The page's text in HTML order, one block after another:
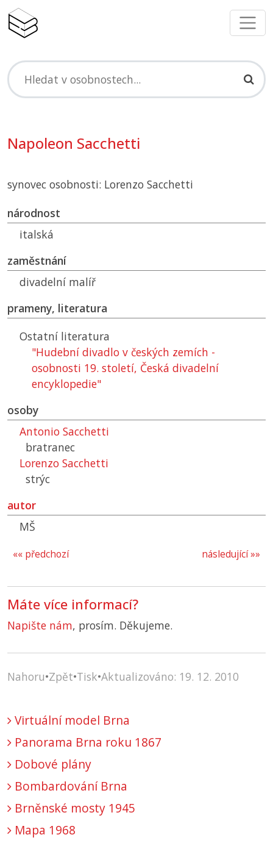
Napoleon Sacchetti
synovec osobnosti: Lorenzo Sacchetti
národnost
italská
zaměstnání
divadelní malíř
prameny, literatura
Ostatní literatura
"Hudební divadlo v českých zemích -
osobnosti 19. století, Česká divadelní
encyklopedie"
osoby
Antonio Sacchetti
bratranec
Lorenzo Sacchetti
strýc
autor
MŠ
následující »»
«« předchozí
Máte více informací?
Napište nám, prosím. Děkujeme.
Nahoru•Zpět•Tisk•Aktualizováno: 19. 12. 2010
Virtuální model Brna
Panorama Brna roku 1867
Dobové plány
Bombardování Brna
Brněnské mosty 1945
Mapa 1968